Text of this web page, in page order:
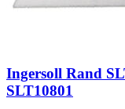
Ingersoll Rand
SLT10801